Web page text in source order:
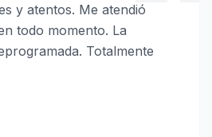
y atentos. Me atendió
todo momento. La
Totalmente